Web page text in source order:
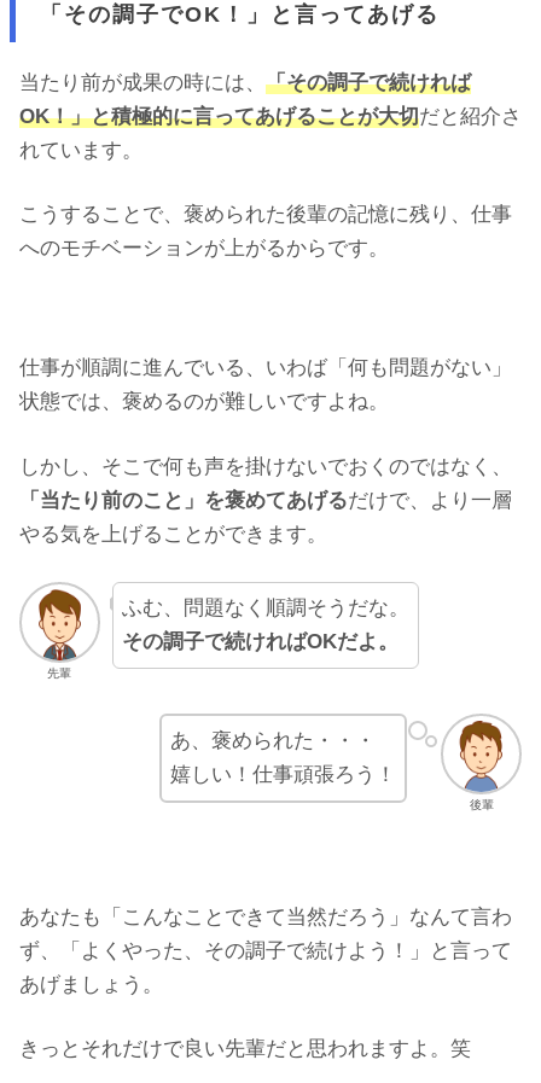
「その調子でOK！」と言ってあげる
当たり前が成果の時には、 「その調子で続ければ
OK！」と積極的に言ってあげることが大切だと紹介さ
れています。
こうすることで、褒められた後輩の記憶に残り、仕事
へのモチベーションが上がるからです。
仕事が順調に進んでいる、いわば「何も問題がない」
状態では、褒めるのが難しいですよね。
しかし、そこで何も声を掛けないでおくのではなく、
「当たり前のこと」を褒めてあげるだけで、より一層
やる気を上げることができます。
先輩
ふむ、問題なく順調そうだな。
その調子で続ければOKだよ。
後輩
あ、褒められた・・・
嬉しい！仕事頑張ろう！
あなたも「こんなことできて当然だろう」なんて言わ
ず、「よくやった、その調子で続けよう！」と言って
あげましょう。
きっとそれだけで良い先輩だと思われますよ。笑